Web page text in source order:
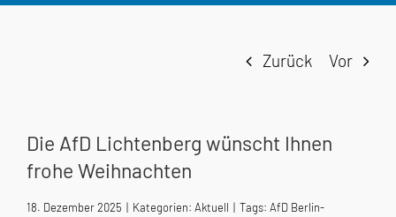
Zurück Vor
Die AfD Lichtenberg wünscht Ihnen
frohe Weihnachten
18. Dezember 2025 | Kategorien: Aktuell | Tags: AfD Berlin-